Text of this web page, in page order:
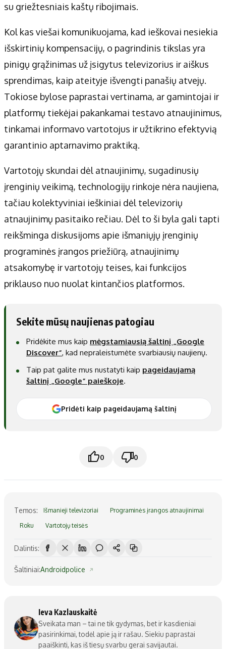
su griežtesniais kaštų ribojimais.
Kol kas viešai komunikuojama, kad ieškovai nesiekia
išskirtinių kompensacijų, o pagrindinis tikslas yra
pinigų grąžinimas už įsigytus televizorius ir aiškus
sprendimas, kaip ateityje išvengti panašių atvejų.
Tokiose bylose paprastai vertinama, ar gamintojai ir
platformų tiekėjai pakankamai testavo atnaujinimus,
tinkamai informavo vartotojus ir užtikrino efektyvią
garantinio aptarnavimo praktiką.
Vartotojų skundai dėl atnaujinimų, sugadinusių
įrenginių veikimą, technologijų rinkoje nėra naujiena,
tačiau kolektyviniai ieškiniai dėl televizorių
atnaujinimų pasitaiko rečiau. Dėl to ši byla gali tapti
reikšminga diskusijoms apie išmaniųjų įrenginių
programinės įrangos priežiūrą, atnaujinimų
atsakomybę ir vartotojų teises, kai funkcijos
priklauso nuo nuolat kintančios platformos.
Sekite mūsų naujienas patogiau
Pridėkite mus kaip mėgstamiausią šaltinį „Google
Discover“, kad nepraleistumėte svarbiausių naujienų.
Taip pat galite mus nustatyti kaip pageidaujamą
šaltinį „Google“ paieškoje.
Pridėti kaip pageidaujamą šaltinį
0 0
Temos: Išmanieji televizoriai Programinės įrangos atnaujinimai
Roku Vartotojų teisės
Dalintis:
Šaltiniai:Androidpolice
Ieva Kazlauskaitė
Sveikata man – tai ne tik gydymas, bet ir kasdieniai
pasirinkimai, todėl apie ją ir rašau. Siekiu paprastai
paaiškinti, kas iš tiesų svarbu gerai savijautai.